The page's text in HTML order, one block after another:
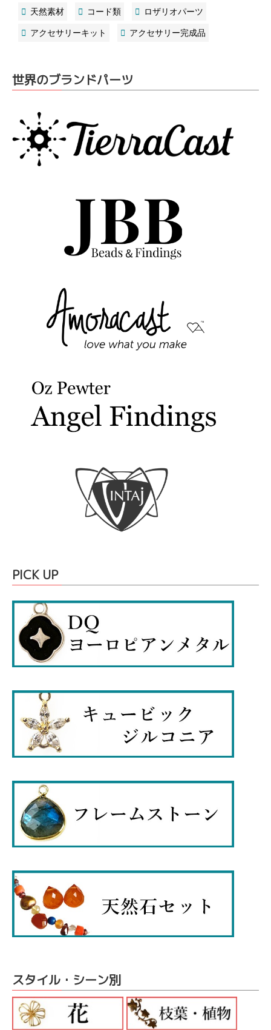
天然素材 コード類 ロザリオパーツ
アクセサリーキット アクセサリー完成品
世界のブランドパーツ
PICK UP
スタイル・シーン別